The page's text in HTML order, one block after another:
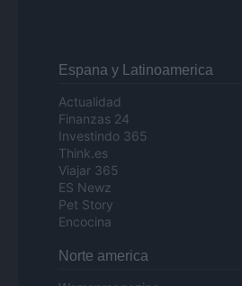
Espana y Latinoamerica
Actualidad
Finanzas 24
Investindo 365
Think.es
Viajar 365
ES Newz
Pet Story
Encocina
Norte america